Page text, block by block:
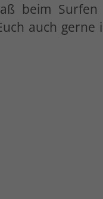
beim
auch gerne